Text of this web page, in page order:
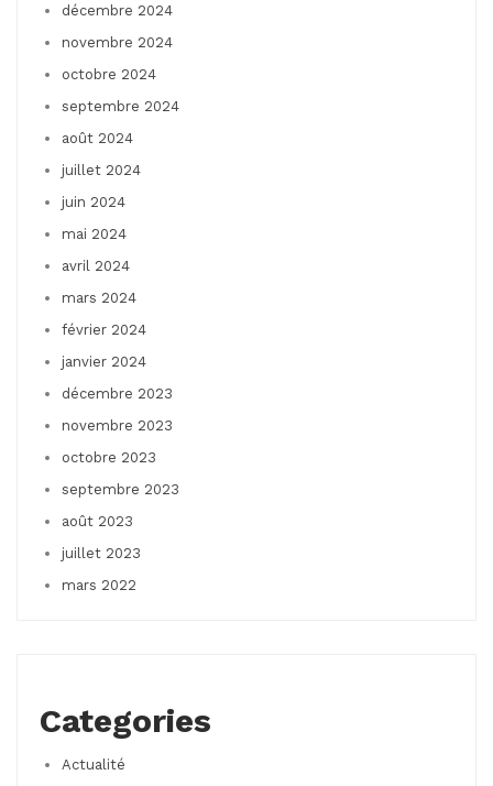
décembre 2024
novembre 2024
octobre 2024
septembre 2024
août 2024
juillet 2024
juin 2024
mai 2024
avril 2024
mars 2024
février 2024
janvier 2024
décembre 2023
novembre 2023
octobre 2023
septembre 2023
août 2023
juillet 2023
mars 2022
Categories
Actualité